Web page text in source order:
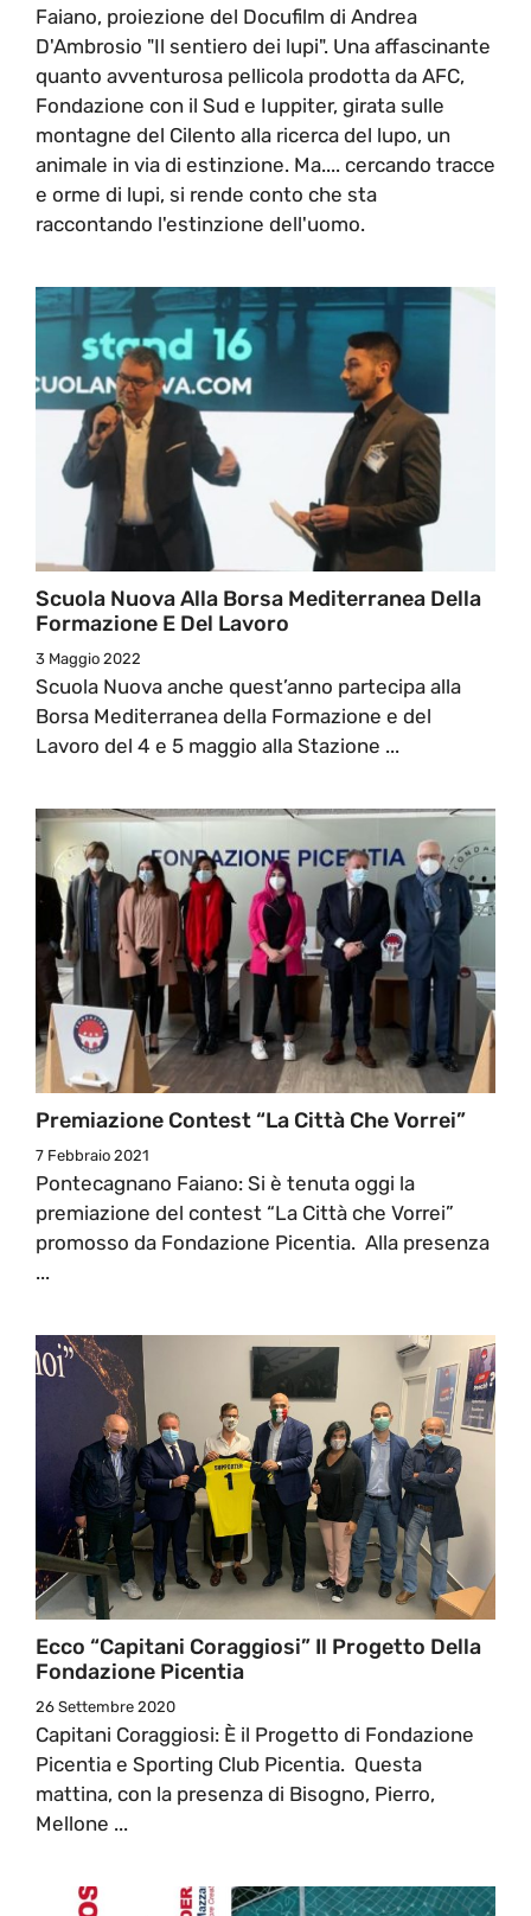
Faiano, proiezione del Docufilm di Andrea
D'Ambrosio "Il sentiero dei lupi". Una affascinante
quanto avventurosa pellicola prodotta da AFC,
Fondazione con il Sud e Iuppiter, girata sulle
montagne del Cilento alla ricerca del lupo, un
animale in via di estinzione. Ma.... cercando tracce
e orme di lupi, si rende conto che sta
raccontando l'estinzione dell'uomo.
Scuola Nuova Alla Borsa Mediterranea Della
Formazione E Del Lavoro
3 Maggio 2022
Scuola Nuova anche quest’anno partecipa alla
Borsa Mediterranea della Formazione e del
Lavoro del 4 e 5 maggio alla Stazione ...
Premiazione Contest “La Città Che Vorrei”
7 Febbraio 2021
Pontecagnano Faiano: Si è tenuta oggi la
premiazione del contest “La Città che Vorrei”
promosso da Fondazione Picentia. Alla presenza
...
Ecco “Capitani Coraggiosi” Il Progetto Della
Fondazione Picentia
26 Settembre 2020
Capitani Coraggiosi: È il Progetto di Fondazione
Picentia e Sporting Club Picentia. Questa
mattina, con la presenza di Bisogno, Pierro,
Mellone ...